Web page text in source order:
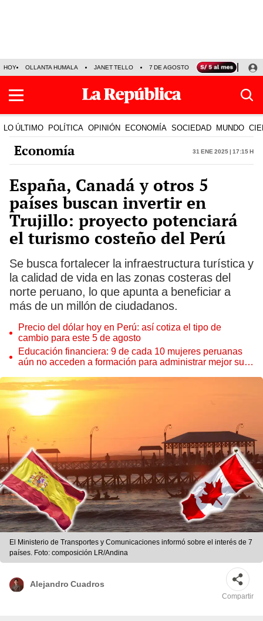
HOY OLLANTA HUMALA JANET TELLO 7 DE AGOSTO TINKA RESULTADOS
LO ÚLTIMO POLÍTICA OPINIÓN ECONOMÍA SOCIEDAD MUNDO
Economía 31 Ene 2025 | 17:15 h
España, Canadá y otros 5
países buscan invertir en
Trujillo: proyecto potenciará
el turismo costeño del Perú
Se busca fortalecer la infraestructura turística y
la calidad de vida en las zonas costeras del
norte peruano, lo que apunta a beneficiar a
más de un millón de ciudadanos.
Precio del dólar hoy en Perú: así cotiza el tipo de
cambio para este 5 de agosto
Educación financiera: 9 de cada 10 mujeres peruanas
aún no acceden a formación para administrar mejor su
El Ministerio de Transportes y Comunicaciones informó sobre el interés de 7
países. Foto: composición LR/Andina
Alejandro Cuadros
Compartir